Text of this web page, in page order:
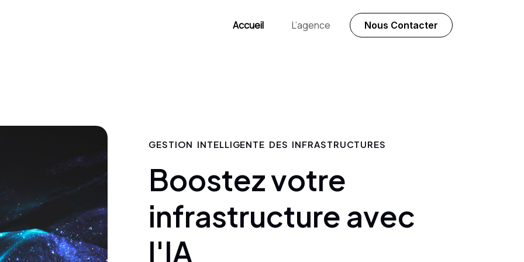
Accueil L’agence Nous Contacter
GESTION INTELLIGENTE DES INFRASTRUCTURES
Boostez votre
infrastructure avec
l'IA